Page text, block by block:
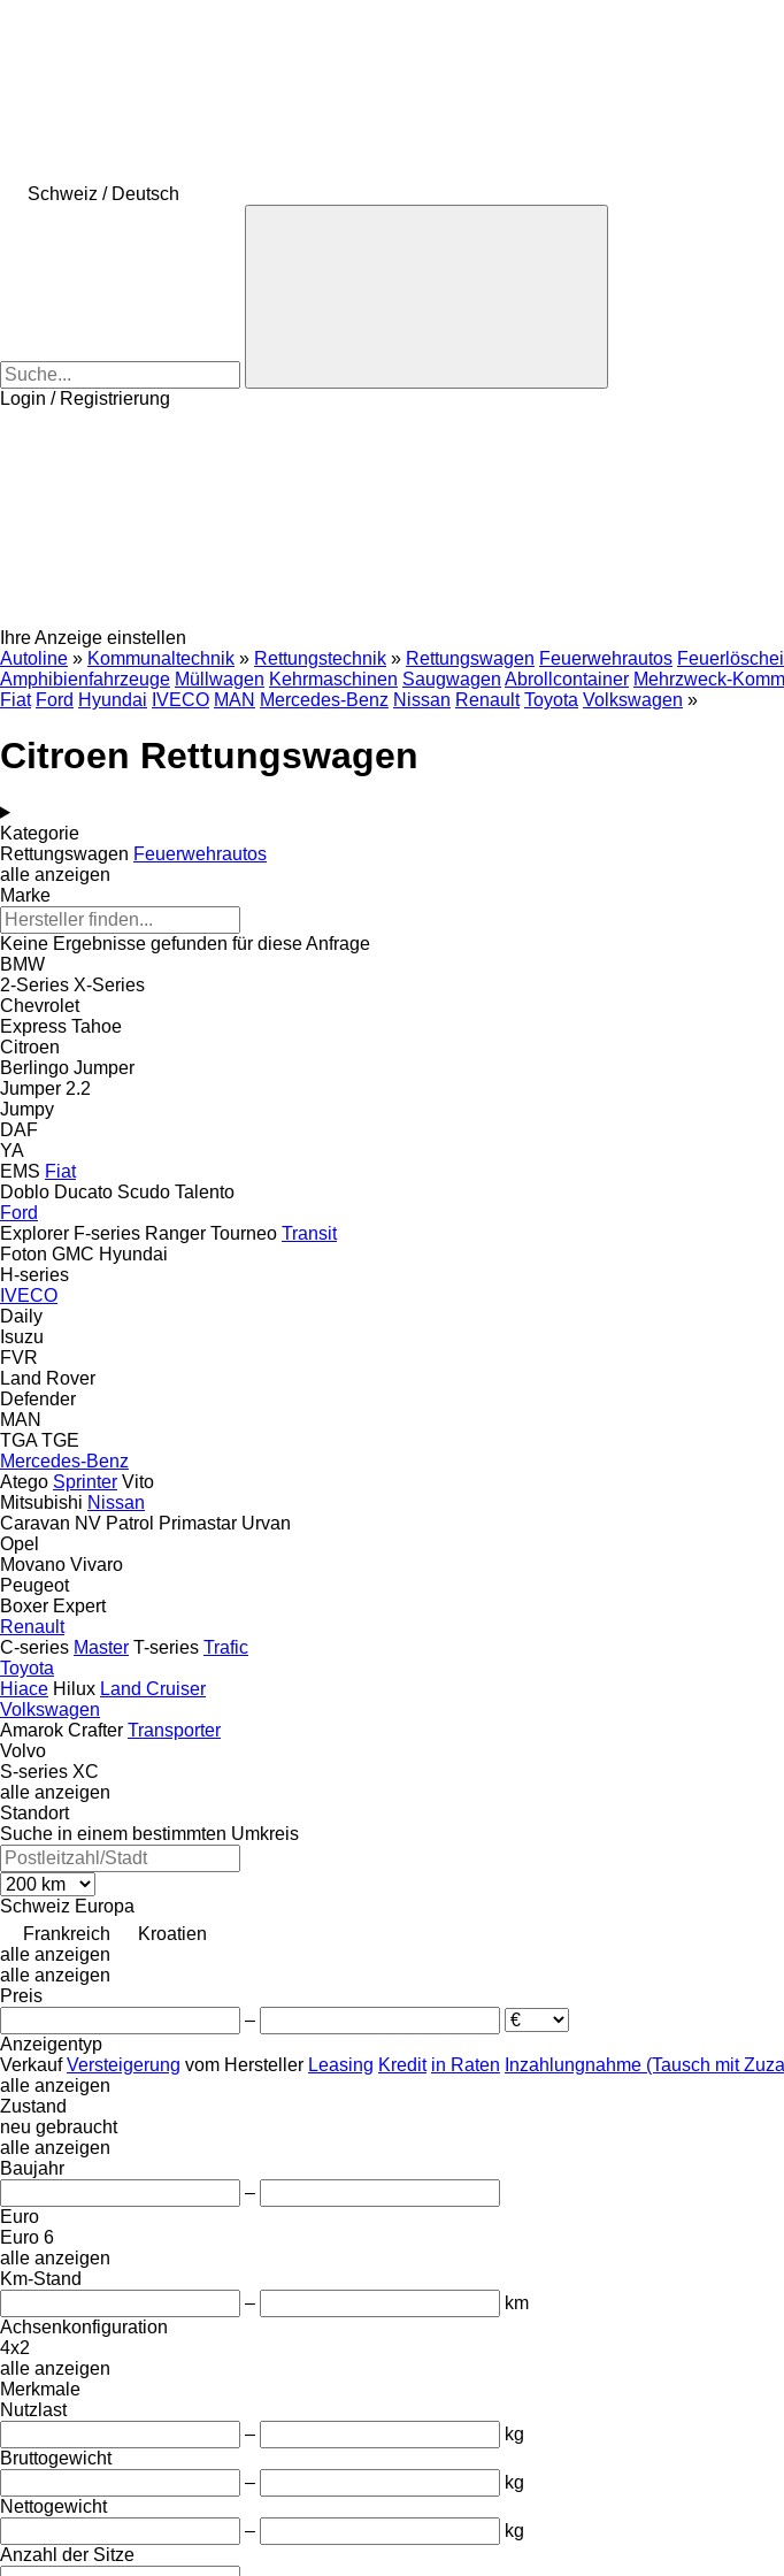
Schweiz / Deutsch
Login / Registrierung
Ihre Anzeige einstellen
Autoline » Kommunaltechnik » Rettungstechnik » Rettungswagen Feuerwehrautos
Amphibienfahrzeuge Müllwagen Kehrmaschinen Saugwagen Abrollcontainer Mehrzweck-
Fiat Ford Hyundai IVECO MAN Mercedes-Benz Nissan Renault Toyota Volkswagen »
Citroen Rettungswagen
Kategorie
Rettungswagen Feuerwehrautos
alle anzeigen
Marke
Keine Ergebnisse gefunden für diese Anfrage
BMW
2-Series X-Series
Chevrolet
Express Tahoe
Citroen
Berlingo Jumper
Jumper 2.2
Jumpy
DAF
YA
EMS Fiat
Doblo Ducato Scudo Talento
Ford
Explorer F-series Ranger Tourneo Transit
Foton GMC Hyundai
H-series
IVECO
Daily
Isuzu
FVR
Land Rover
Defender
MAN
TGA TGE
Mercedes-Benz
Atego Sprinter Vito
Mitsubishi Nissan
Caravan NV Patrol Primastar Urvan
Opel
Movano Vivaro
Peugeot
Boxer Expert
Renault
C-series Master T-series Trafic
Toyota
Hiace Hilux Land Cruiser
Volkswagen
Amarok Crafter Transporter
Volvo
S-series XC
alle anzeigen
Standort
Suche in einem bestimmten Umkreis
Schweiz Europa
Frankreich
Kroatien
alle anzeigen
alle anzeigen
Preis
–
Anzeigentyp
Verkauf Versteigerung vom Hersteller Leasing Kredit in Raten Inzahlungnahme (Tausch mit
alle anzeigen
Zustand
neu gebraucht
alle anzeigen
Baujahr
–
Euro
Euro 6
alle anzeigen
Km-Stand
–
km
Achsenkonfiguration
4x2
alle anzeigen
Merkmale
Nutzlast
–
kg
Bruttogewicht
–
kg
Nettogewicht
–
kg
Anzahl der Sitze